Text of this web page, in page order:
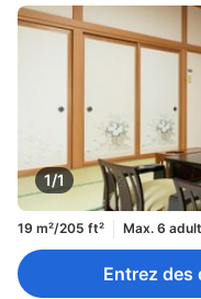
1/1
19 m²/205 ft² Max. 6
Entrez des